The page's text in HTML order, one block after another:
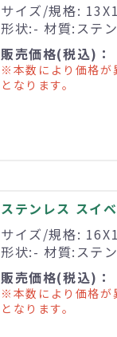
サイズ/規格:
形状:- 材質:ステ
販売価格(税込)
※本数により価格が
となります。
ステンレス スイ
サイズ/規格:
形状:- 材質:ステ
販売価格(税込)
※本数により価格が
となります。